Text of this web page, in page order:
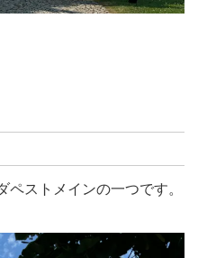
ストメインの一つです。